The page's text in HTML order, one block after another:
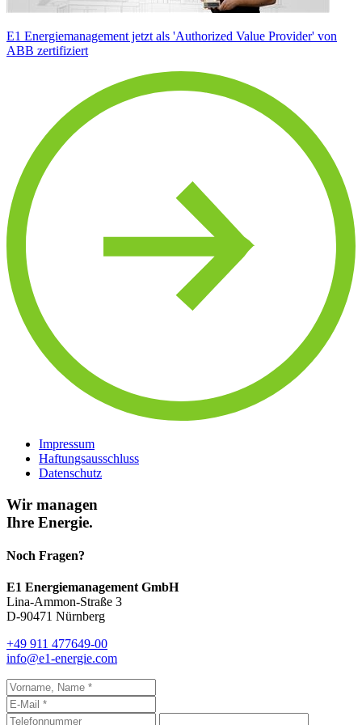
E1 Energiemanagement jetzt als 'Authorized Value Provider' von
ABB zertifiziert
Impressum
Haftungsausschluss
Datenschutz
Wir managen
Ihre Energie.
Noch Fragen?
E1 Energiemanagement GmbH
Lina-Ammon-Straße 3
D-90471 Nürnberg
+49 911 477649-00
info@e1-energie.com